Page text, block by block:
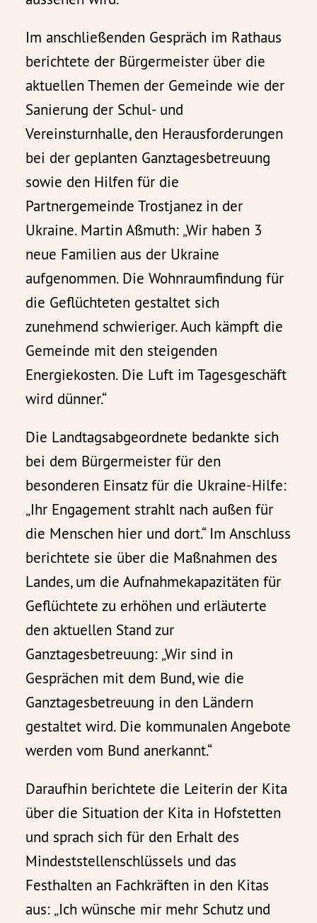
Im anschließenden Gespräch im Rathaus
berichtete der Bürgermeister über die
aktuellen Themen der Gemeinde wie der
Sanierung der Schul- und
Vereinsturnhalle, den Herausforderungen
bei der geplanten Ganztagesbetreuung
sowie den Hilfen für die
Partnergemeinde Trostjanez in der
Ukraine. Martin Aßmuth: „Wir haben 3
neue Familien aus der Ukraine
aufgenommen. Die Wohnraumfindung für
die Geflüchteten gestaltet sich
zunehmend schwieriger. Auch kämpft die
Gemeinde mit den steigenden
Energiekosten. Die Luft im Tagesgeschäft
wird dünner.“
Die Landtagsabgeordnete bedankte sich
bei dem Bürgermeister für den
besonderen Einsatz für die Ukraine-Hilfe:
„Ihr Engagement strahlt nach außen für
die Menschen hier und dort.“ Im Anschluss
berichtete sie über die Maßnahmen des
Landes, um die Aufnahmekapazitäten für
Geflüchtete zu erhöhen und erläuterte
den aktuellen Stand zur
Ganztagesbetreuung: „Wir sind in
Gesprächen mit dem Bund, wie die
Ganztagesbetreuung in den Ländern
gestaltet wird. Die kommunalen Angebote
werden vom Bund anerkannt.“
Daraufhin berichtete die Leiterin der Kita
über die Situation der Kita in Hofstetten
und sprach sich für den Erhalt des
Mindeststellenschlüssels und das
Festhalten an Fachkräften in den Kitas
aus: „Ich wünsche mir mehr Schutz und